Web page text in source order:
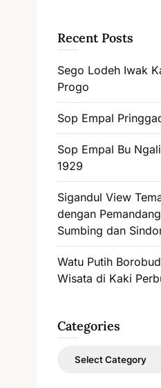
Recent Posts
Sego Lodeh Iwak
Progo
Sop Empal
Sop Empal Bu
1929
Sigandul View
dengan
Sumbing dan
Watu Putih
Wisata di Kaki
Categories
Categories